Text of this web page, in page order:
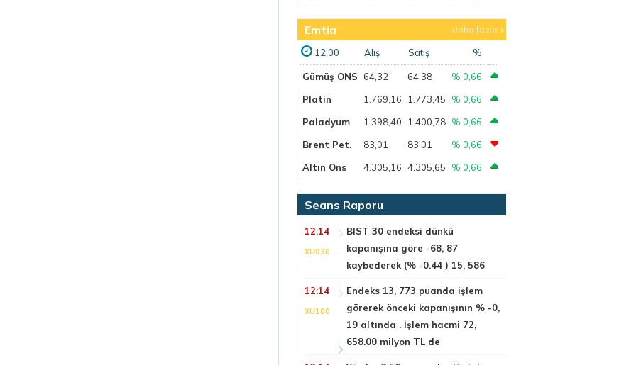
Emtia daha fazla
12:00 Alış Satış %
Gümüş ONS 64,32 64,38
% 0,66
Platin
1.769,16 1.773,45
% 0,66
Paladyum
1.398,40 1.400,78 % 0,66
Brent Pet.
83,01 83,01
% 0,66
Altın Ons
4.305,16 4.305,65 % 0,66
Seans Raporu
12:14
XU030
BIST 30 endeksi dünkü
kapanışına göre -68, 87
kaybederek (% -0.44 ) 15, 586
12:14
XU100
Endeks 13, 773 puanda işlem
görerek önceki kapanışının % -0,
19 altında . İşlem hacmi 72,
658.00 milyon TL de